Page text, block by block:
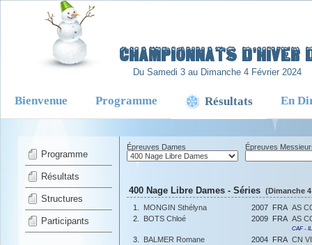
Championnats d'Hiver
Du Samedi 3 au Dimanche 4 Février 2024
Bienvenue Programme Résultats En
Programme
Résultats
Structures
Participants
Épreuves Dames Épreuves
400 Nage Libre Dames - Séries (Dimanche
1.
MONGIN Sthélyna 2007 FRA AS
2.
BOTS Chloé 2009 FRA AS
CAF -
3. BALMER Romane 2004 FRA CN